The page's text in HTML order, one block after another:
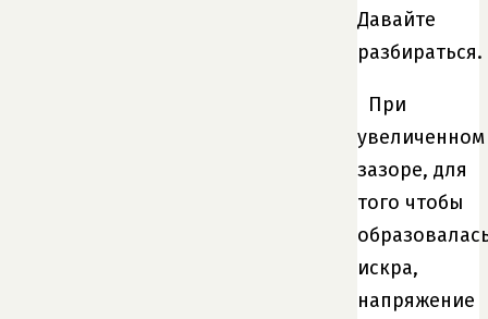
Давайте
разбираться.
При
увеличенном
зазоре, для
того чтобы
искра,
напряжение